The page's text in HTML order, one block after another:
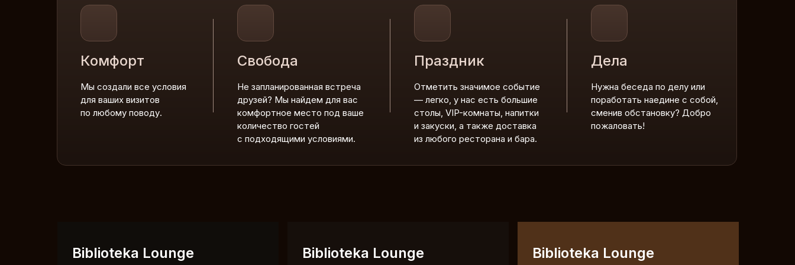
Нужна беседа по делу или
поработать наедине с собой,
сменив обстановку? Добро
пожаловать!
Отметить значимое событие
— легко, у нас есть большие
столы, VIP-комнаты, напитки
и закуски, а также доставка
из любого ресторана и бара.
Не запланированная встреча
друзей? Мы найдем для вас
комфортное место под ваше
количество гостей
с подходящими условиями.
Мы создали все условия
для ваших визитов
по любому поводу.
Дела
Праздник
Свобода
Комфорт
Biblioteka Lounge Biblioteka Lounge
Biblioteka Lounge